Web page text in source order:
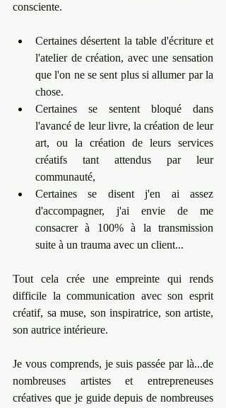
consciente.
Certaines désertent la table d'écriture et
l'atelier de création, avec une sensation
que l'on ne se sent plus si allumer par la
chose.
Certaines se sentent bloqué dans
l'avancé de leur livre, la création de leur
art, ou la création de leurs services
créatifs tant attendus par leur
communauté,
Certaines se disent j'en ai assez
d'accompagner, j'ai envie de me
consacrer à 100% à la transmission
suite à un trauma avec un client...
Tout cela crée une empreinte qui rends
difficile la communication avec son esprit
créatif, sa muse, son inspiratrice, son artiste,
son autrice intérieure.
Je vous comprends, je suis passée par là...de
nombreuses artistes et entrepreneuses
créatives que je guide depuis de nombreuses